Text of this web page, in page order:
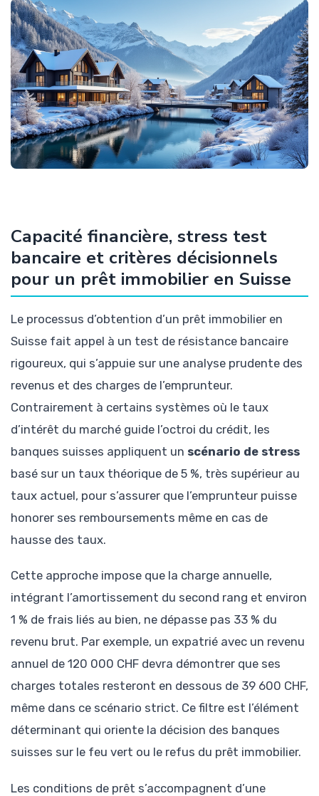
Capacité financière, stress test
bancaire et critères décisionnels
pour un prêt immobilier en Suisse
Le processus d’obtention d’un prêt immobilier en
Suisse fait appel à un test de résistance bancaire
rigoureux, qui s’appuie sur une analyse prudente des
revenus et des charges de l’emprunteur.
Contrairement à certains systèmes où le taux
d’intérêt du marché guide l’octroi du crédit, les
banques suisses appliquent un scénario de stress
basé sur un taux théorique de 5 %, très supérieur au
taux actuel, pour s’assurer que l’emprunteur puisse
honorer ses remboursements même en cas de
hausse des taux.
Cette approche impose que la charge annuelle,
intégrant l’amortissement du second rang et environ
1 % de frais liés au bien, ne dépasse pas 33 % du
revenu brut. Par exemple, un expatrié avec un revenu
annuel de 120 000 CHF devra démontrer que ses
charges totales resteront en dessous de 39 600 CHF,
même dans ce scénario strict. Ce filtre est l’élément
déterminant qui oriente la décision des banques
suisses sur le feu vert ou le refus du prêt immobilier.
Les conditions de prêt s’accompagnent d’une